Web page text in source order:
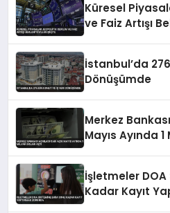
Küresel
ve Faiz Artışı
İstanbul’da
Dönüşümde
Merkez
Mayıs Ayında
İşletmeler
Kadar Kayıt